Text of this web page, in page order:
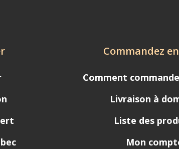
Commandez
Comment
Livraison à
Liste des
Mon